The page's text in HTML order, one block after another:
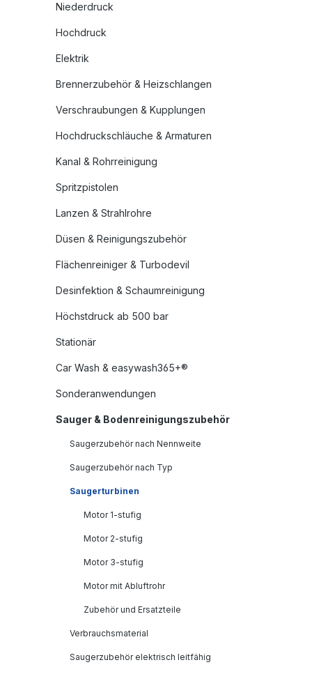
Niederdruck
Hochdruck
Elektrik
Brennerzubehör & Heizschlangen
Verschraubungen & Kupplungen
Hochdruckschläuche & Armaturen
Kanal & Rohrreinigung
Spritzpistolen
Lanzen & Strahlrohre
Düsen & Reinigungszubehör
Flächenreiniger & Turbodevil
Desinfektion & Schaumreinigung
Höchstdruck ab 500 bar
Stationär
Car Wash & easywash365+®
Sonderanwendungen
Sauger & Bodenreinigungszubehör
Saugerzubehör nach Nennweite
Saugerzubehör nach Typ
Saugerturbinen
Motor 1-stufig
Motor 2-stufig
Motor 3-stufig
Motor mit Abluftrohr
Zubehör und Ersatzteile
Verbrauchsmaterial
Saugerzubehör elektrisch leitfähig